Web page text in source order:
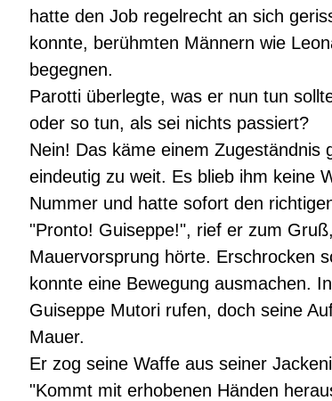
hatte den Job regelrecht an sich
konnte, berühmten Männern wie
begegnen.
Parotti überlegte, was er nun tun
oder so tun, als sei nichts passiert?
Nein! Das käme einem Zugeständnis
eindeutig zu weit. Es blieb ihm keine
Nummer und hatte sofort den
"Pronto! Guiseppe!", rief er zum
Mauervorsprung hörte. Erschrocken
konnte eine Bewegung ausmachen.
Guiseppe Mutori rufen, doch seine
Mauer.
Er zog seine Waffe aus seiner
"Kommt mit erhobenen Händen